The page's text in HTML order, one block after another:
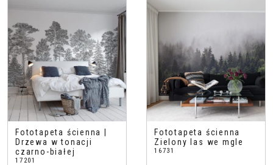
Fototapeta ścienna |
Drzewa w tonacji
czarno-białej
17201
Fototapeta ścienna
Zielony las we mgle
16731